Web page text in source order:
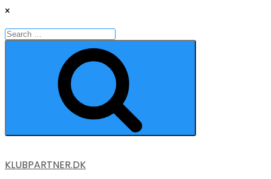
×
Search
for:
Skip
KLUBPARTNER.DK